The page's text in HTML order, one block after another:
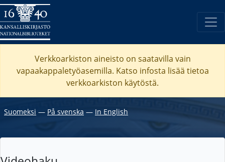
Verkkoarkiston aineisto on saatavilla vain
vapaakappaletyöasemilla. Katso infosta lisää tietoa
verkkoarkiston käytöstä.
Suomeksi ― På svenska ― In English